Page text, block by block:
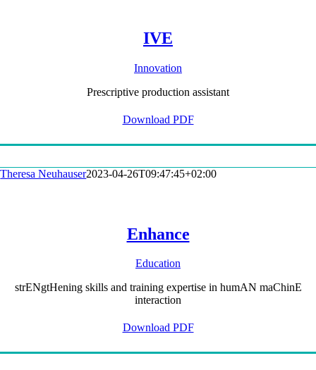
IVE
Innovation
Prescriptive production assistant
Download PDF
Theresa Neuhauser2023-04-26T09:47:45+02:00
Enhance
Education
strENgtHening skills and training expertise in humAN maChinE
interaction
Download PDF